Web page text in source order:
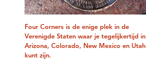
Four Corners is de enige plek in de
Verenigde Staten waar je tegelijkertijd in
Arizona, Colorado, New Mexico en Utah
kunt zijn.